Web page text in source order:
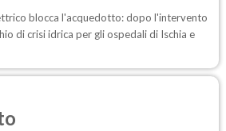
blocca l'acquedotto: dopo l'intervento
di crisi idrica per gli ospedali di Ischia e